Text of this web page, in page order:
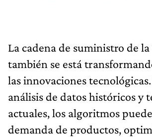
La cadena de suministro de
también se está
las innovaciones
análisis de datos históricos y
actuales, los algoritmos
demanda de productos,